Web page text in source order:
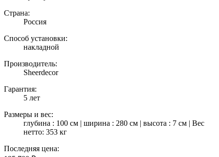
Страна:
Россия
Способ установки:
накладной
Производитель:
Sheerdecor
Гарантия:
5 лет
Размеры и вес:
глубина : 100 см | ширина : 280 см | высота : 7 см | Вес
нетто: 353 кг
Последняя цена: